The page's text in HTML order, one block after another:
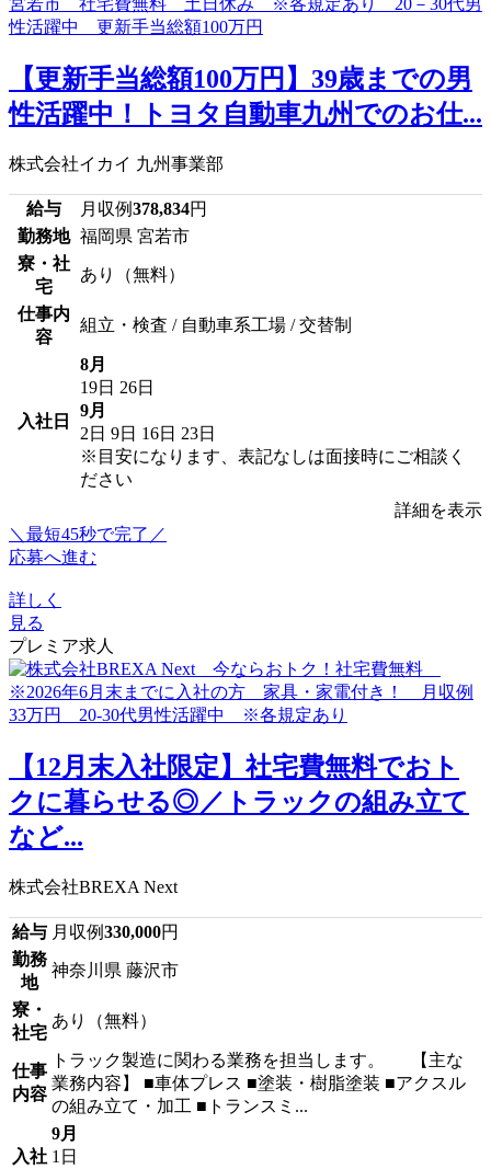
【更新手当総額100万円】39歳までの男
性活躍中！トヨタ自動車九州でのお仕...
株式会社イカイ 九州事業部
給与 月収例378,834円
勤務地 福岡県 宮若市
寮・社
宅
あり（無料）
仕事内
容
組立・検査 / 自動車系工場 / 交替制
入社日
8月
19日 26日
9月
2日 9日 16日 23日
※目安になります、表記なしは面接時にご相談く
ださい
詳細を表示
＼最短45秒で完了／
応募へ進む
詳しく
見る
プレミア求人
【12月末入社限定】社宅費無料でおト
クに暮らせる◎／トラックの組み立て
など...
株式会社BREXA Next
給与 月収例330,000円
勤務
地
神奈川県 藤沢市
寮・
社宅
あり（無料）
仕事
内容
トラック製造に関わる業務を担当します。 【主な
業務内容】 ■車体プレス ■塗装・樹脂塗装 ■アクスル
の組み立て・加工 ■トランスミ...
入社
9月
1日